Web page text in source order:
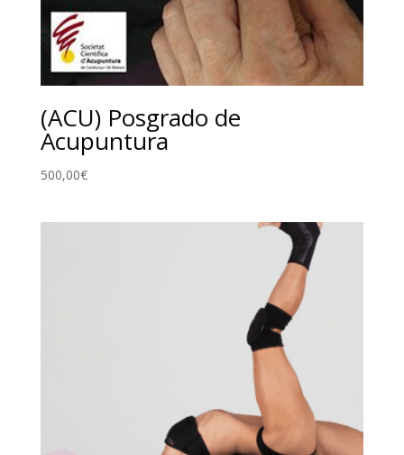
(ACU) Posgrado de
Acupuntura
500,00€